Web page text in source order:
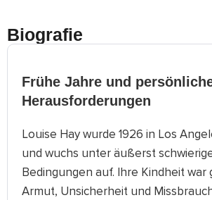
Biografie
Frühe Jahre und
Herausforderungen
Louise Hay wurde 1926 in Los
und wuchs unter äußerst
Bedingungen auf. Ihre Kindheit war
Armut, Unsicherheit und